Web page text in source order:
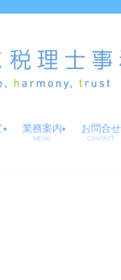
業務案内
MENU
お問合せ
CONTACT